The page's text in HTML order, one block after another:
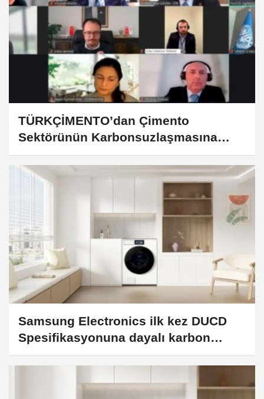
TÜRKÇİMENTO’dan Çimento
Sektörünün Karbonsuzlaşmasına
Güçlü Adım
Samsung Electronics ilk kez DUCD
Spesifikasyonuna dayalı karbon
azaltım doğrulaması yaptı